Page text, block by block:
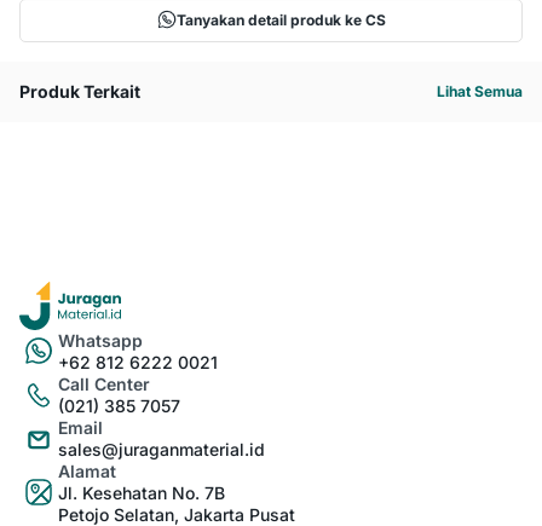
Tanyakan detail produk ke CS
Produk Terkait Lihat Semua
Whatsapp
+62 812 6222 0021
Call Center
(021) 385 7057
Email
sales@juraganmaterial.id
Alamat
Jl. Kesehatan No. 7B
Petojo Selatan, Jakarta Pusat